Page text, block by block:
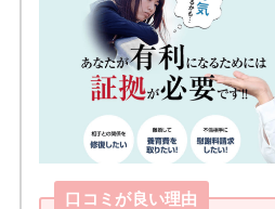
口コミが良い理由